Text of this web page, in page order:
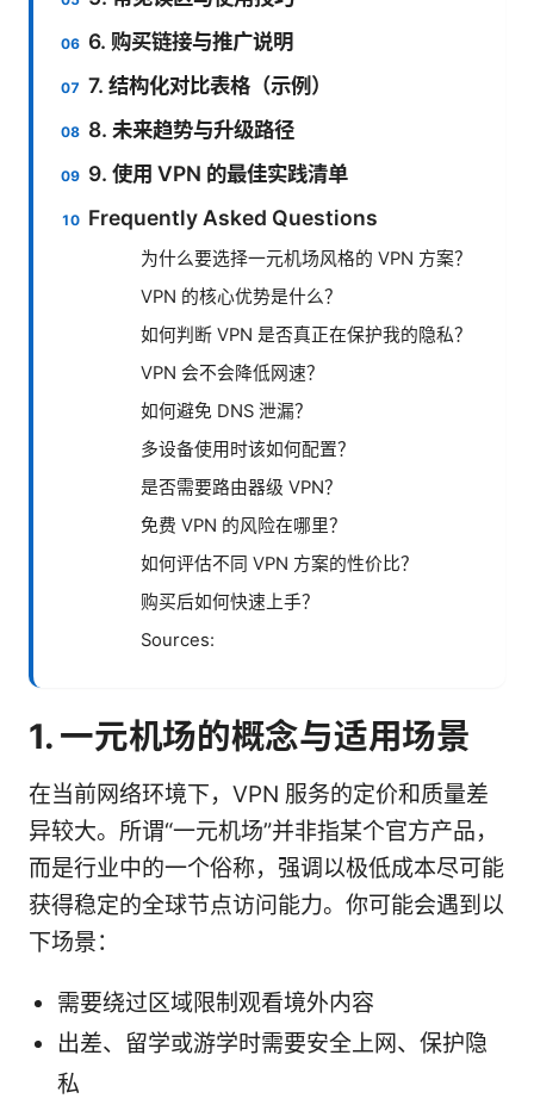
6. 购买链接与推广说明
7. 结构化对比表格（示例）
8. 未来趋势与升级路径
9. 使用 VPN 的最佳实践清单
Frequently Asked Questions
为什么要选择一元机场风格的 VPN 方案？
VPN 的核心优势是什么？
如何判断 VPN 是否真正在保护我的隐私？
VPN 会不会降低网速？
如何避免 DNS 泄漏？
多设备使用时该如何配置？
是否需要路由器级 VPN？
免费 VPN 的风险在哪里？
如何评估不同 VPN 方案的性价比？
购买后如何快速上手？
Sources:
1. 一元机场的概念与适用场景
在当前网络环境下，VPN 服务的定价和质量差
异较大。所谓“一元机场”并非指某个官方产品，
而是行业中的一个俗称，强调以极低成本尽可能
获得稳定的全球节点访问能力。你可能会遇到以
下场景：
需要绕过区域限制观看境外内容
出差、留学或游学时需要安全上网、保护隐
私